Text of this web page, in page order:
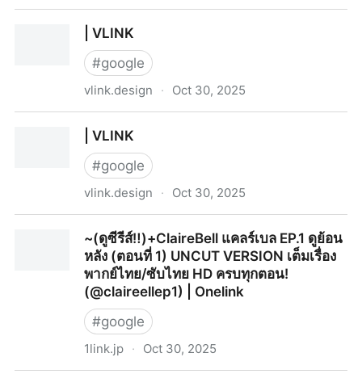
| VLINK
#google
vlink.design · Oct 30, 2025
| VLINK
#google
vlink.design · Oct 30, 2025
~(ดูซีรีส์‼️)+ClaireBell แคลร์เบล EP.1 ดูย้อน
หลัง (ตอนที่ 1) UNCUT VERSION เต็มเรื่อง
พากย์ไทย/ซับไทย HD ครบทุกตอน!
(@claireellep1) | Onelink
#google
1link.jp · Oct 30, 2025